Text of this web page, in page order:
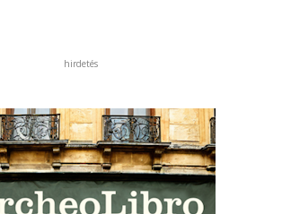
hirdetés